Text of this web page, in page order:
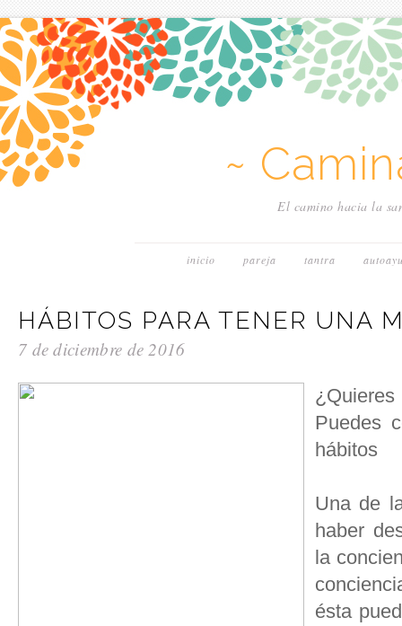
~
El camino hacia la
inicio pareja tantra
HÁBITOS PARA TENER UNA
7 de diciembre de 2016
Puedes
hábitos
Una de
haber
la
ésta